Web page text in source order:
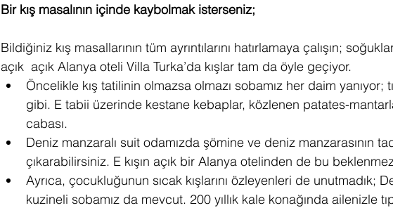
Bir kış masalının içinde kaybolmak isterseniz;
Bildiğiniz kış masallarının tüm ayrıntılarını hatırlamaya çalışın;
açık  açık Alanya oteli Villa Turka’da kışlar tam da öyle geçiyor.
Öncelikle kış tatilinin olmazsa olmazı sobamız her daim yanıyor;
gibi. E tabii üzerinde kestane kebaplar, közlenen patates-
cabası.
Deniz manzaralı suit odamızda şömine ve deniz manzarasının
çıkarabilirsiniz. E kışın açık bir Alanya otelinden de bu
Ayrıca, çocukluğunun sıcak kışlarını özleyenleri de unutmadık;
kuzineli sobamız da mevcut. 200 yıllık kale konağında ailenizle